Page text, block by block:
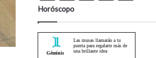
Horóscopo